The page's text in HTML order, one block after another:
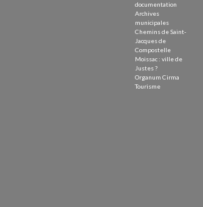
documentation
Archives
municipales
Chemins de Saint-
Jacques de
Compostelle
Moissac : ville de
Justes ?
Organum Cirma
Tourisme